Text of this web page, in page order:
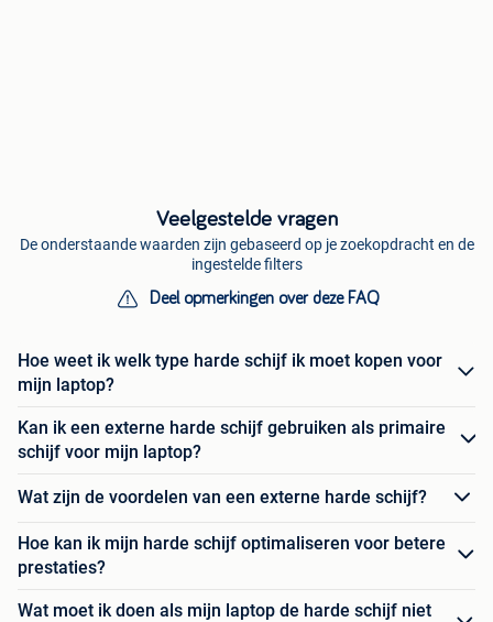
Veelgestelde vragen
De onderstaande waarden zijn gebaseerd op je zoekopdracht en de
ingestelde filters
Deel opmerkingen over deze FAQ
Hoe weet ik welk type harde schijf ik moet kopen voor
mijn laptop?
Kan ik een externe harde schijf gebruiken als primaire
schijf voor mijn laptop?
Wat zijn de voordelen van een externe harde schijf?
Hoe kan ik mijn harde schijf optimaliseren voor betere
prestaties?
Wat moet ik doen als mijn laptop de harde schijf niet